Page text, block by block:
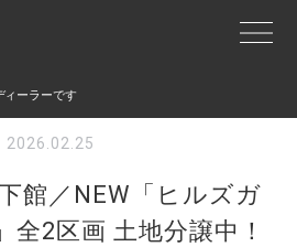
ィーラーです
2026.02.25
館／NEW「ヒルズガ
全2区画 土地分譲中！